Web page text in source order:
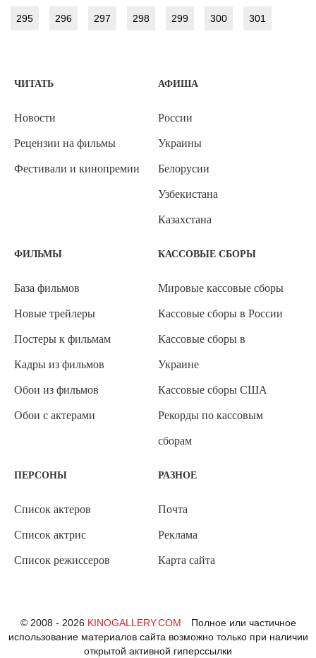
295 296 297 298 299 300 301
ЧИТАТЬ
Новости
Рецензии на фильмы
Фестивали и кинопремии
АФИША
России
Украины
Белорусии
Узбекистана
Казахстана
ФИЛЬМЫ
База фильмов
Новые трейлеры
Постеры к фильмам
Кадры из фильмов
Обои из фильмов
Обои с актерами
КАССОВЫЕ СБОРЫ
Мировые кассовые сборы
Кассовые сборы в России
Кассовые сборы в
Украине
Кассовые сборы США
Рекорды по кассовым
сборам
ПЕРСОНЫ
Список актеров
Список актрис
Список режиссеров
РАЗНОЕ
Почта
Реклама
Карта сайта
© 2008 - 2026 KINOGALLERY.COM
Полное или частичное
использование материалов сайта возможно только при наличии
открытой активной гиперссылки